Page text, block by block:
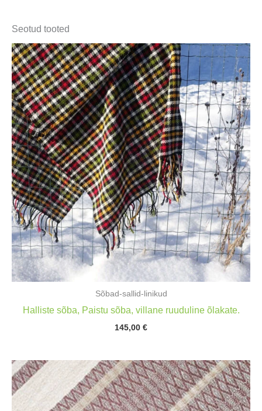
Seotud tooted
Sõbad-sallid-linikud
Halliste sõba, Paistu sõba, villane ruuduline õlakate.
145,00 €